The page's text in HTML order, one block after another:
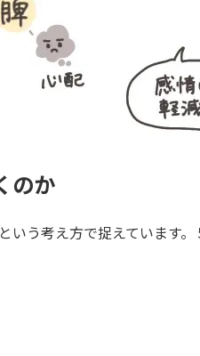
のか
という考え方で捉えています